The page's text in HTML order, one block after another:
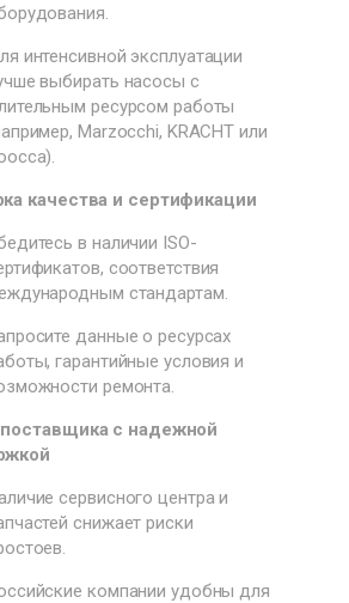
интенсивной эксплуатации
выбирать насосы с
ресурсом работы
Marzocchi, KRACHT или
качества и сертификации
в наличии ISO-
соответствия
стандартам.
данные о ресурсах
гарантийные условия и
ремонта.
с надежной
сервисного центра и
снижает риски
компании удобны для